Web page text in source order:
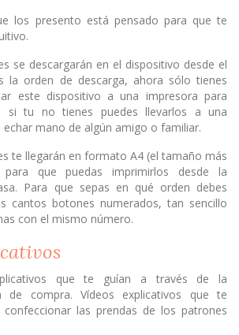
los presento está pensado para que te
se descargarán en el dispositivo desde el
la orden de descarga, ahora sólo tienes
este dispositivo a una impresora para
si tu no tienes puedes llevarlos a una
echar mano de algún amigo o familiar.
te llegarán en formato A4 (el tamaño más
que puedas imprimirlos desde la
Para que sepas en qué orden debes
cantos botones numerados, tan sencillo
con el mismo número.
que te guían a través de la
de compra. Vídeos explicativos que te
confeccionar las prendas de los patrones